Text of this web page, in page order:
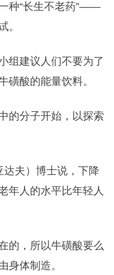
种“长生不老药”——
。
组建议人们不要为了
磺酸的能量饮料。
的分子开始，以探索
达夫）博士说，下降
年人的水平比年轻人
的，所以牛磺酸要么
身体制造。